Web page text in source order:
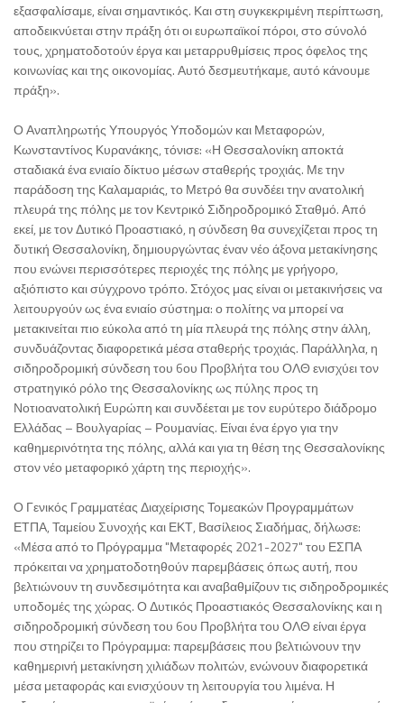
εξασφαλίσαμε, είναι σημαντικός. Και στη συγκεκριμένη περίπτωση,
αποδεικνύεται στην πράξη ότι οι ευρωπαϊκοί πόροι, στο σύνολό
τους, χρηματοδοτούν έργα και μεταρρυθμίσεις προς όφελος της
κοινωνίας και της οικονομίας. Αυτό δεσμευτήκαμε, αυτό κάνουμε
πράξη».
Ο Αναπληρωτής Υπουργός Υποδομών και Μεταφορών,
Κωνσταντίνος Κυρανάκης, τόνισε: «Η Θεσσαλονίκη αποκτά
σταδιακά ένα ενιαίο δίκτυο μέσων σταθερής τροχιάς. Με την
παράδοση της Καλαμαριάς, το Μετρό θα συνδέει την ανατολική
πλευρά της πόλης με τον Κεντρικό Σιδηροδρομικό Σταθμό. Από
εκεί, με τον Δυτικό Προαστιακό, η σύνδεση θα συνεχίζεται προς τη
δυτική Θεσσαλονίκη, δημιουργώντας έναν νέο άξονα μετακίνησης
που ενώνει περισσότερες περιοχές της πόλης με γρήγορο,
αξιόπιστο και σύγχρονο τρόπο. Στόχος μας είναι οι μετακινήσεις να
λειτουργούν ως ένα ενιαίο σύστημα: ο πολίτης να μπορεί να
μετακινείται πιο εύκολα από τη μία πλευρά της πόλης στην άλλη,
συνδυάζοντας διαφορετικά μέσα σταθερής τροχιάς. Παράλληλα, η
σιδηροδρομική σύνδεση του 6ου Προβλήτα του ΟΛΘ ενισχύει τον
στρατηγικό ρόλο της Θεσσαλονίκης ως πύλης προς τη
Νοτιοανατολική Ευρώπη και συνδέεται με τον ευρύτερο διάδρομο
Ελλάδας – Βουλγαρίας – Ρουμανίας. Είναι ένα έργο για την
καθημερινότητα της πόλης, αλλά και για τη θέση της Θεσσαλονίκης
στον νέο μεταφορικό χάρτη της περιοχής».
Ο Γενικός Γραμματέας Διαχείρισης Τομεακών Προγραμμάτων
ΕΤΠΑ, Ταμείου Συνοχής και ΕΚΤ, Βασίλειος Σιαδήμας, δήλωσε:
«Μέσα από το Πρόγραμμα "Μεταφορές 2021-2027" του ΕΣΠΑ
πρόκειται να χρηματοδοτηθούν παρεμβάσεις όπως αυτή, που
βελτιώνουν τη συνδεσιμότητα και αναβαθμίζουν τις σιδηροδρομικές
υποδομές της χώρας. Ο Δυτικός Προαστιακός Θεσσαλονίκης και η
σιδηροδρομική σύνδεση του 6ου Προβλήτα του ΟΛΘ είναι έργα
που στηρίζει το Πρόγραμμα: παρεμβάσεις που βελτιώνουν την
καθημερινή μετακίνηση χιλιάδων πολιτών, ενώνουν διαφορετικά
μέσα μεταφοράς και ενισχύουν τη λειτουργία του λιμένα. Η